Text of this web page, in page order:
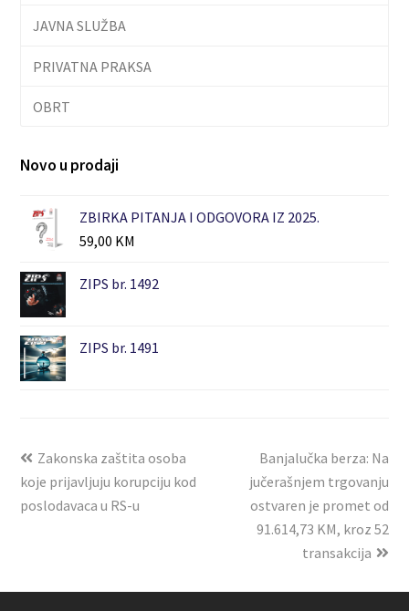
JAVNA SLUŽBA
PRIVATNA PRAKSA
OBRT
Novo u prodaji
ZBIRKA PITANJA I ODGOVORA IZ 2025.
59,00 KM
ZIPS br. 1492
ZIPS br. 1491
Zakonska zaštita osoba
koje prijavljuju korupciju kod
poslodavaca u RS-u
Banjalučka berza: Na
jučerašnjem trgovanju
ostvaren je promet od
91.614,73 KM, kroz 52
transakcija